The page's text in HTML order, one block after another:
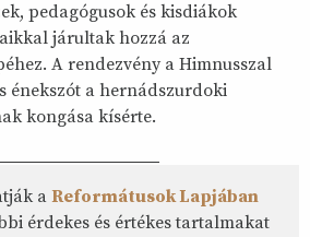
pedagógusok és kisdiákok
járultak hozzá az
A rendezvény a Himnusszal
énekszót a hernádszurdoki
kongása kísérte.
a Reformátusok Lapjában
érdekes és értékes tartalmakat